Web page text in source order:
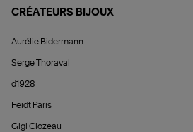
CRÉATEURS BIJOUX
Aurélie Bidermann
Serge Thoraval
d1928
Feidt Paris
Gigi Clozeau